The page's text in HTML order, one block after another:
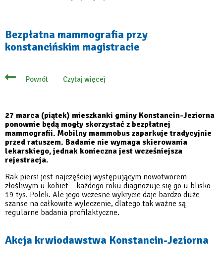
Miasta
i
Gminy
Bezpłatna mammografia przy
konstancińskim magistracie
Powrót Czytaj więcej
o
konstancińskim
magistracie
27 marca (piątek) mieszkanki gminy Konstancin-Jeziorna
ponownie będą mogły skorzystać z bezpłatnej
mammografii. Mobilny mammobus zaparkuje tradycyjnie
przed ratuszem. Badanie nie wymaga skierowania
lekarskiego, jednak konieczna jest wcześniejsza
rejestracja.
Rak piersi jest najczęściej występującym nowotworem
złośliwym u kobiet – każdego roku diagnozuje się go u blisko
19 tys. Polek. Ale jego wczesne wykrycie daje bardzo duże
szanse na całkowite wyleczenie, dlatego tak ważne są
regularne badania profilaktyczne.
Akcja krwiodawstwa Konstancin-Jeziorna